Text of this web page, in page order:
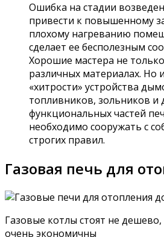
Ошибка на стадии
привести к повышенному
плохому нагреванию
сделает ее бесполезным
Хорошие мастера не
различных материалах. Но
«хитрости» устройства
топливников, зольников и
функциональных частей
необходимо сооружать с
строгих правил.
Газовая печь для
Газовые котлы стоят не
очень экономичны